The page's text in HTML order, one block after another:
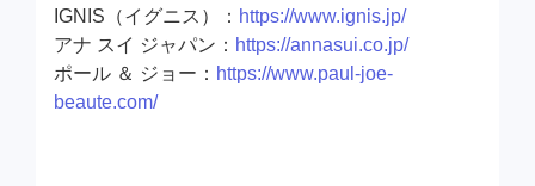
IGNIS（イグニス）： https://www.ignis.jp/
アナ スイ ジャパン： https://annasui.co.jp/
ポール ＆ ジョー： https://www.paul-joe-
beaute.com/